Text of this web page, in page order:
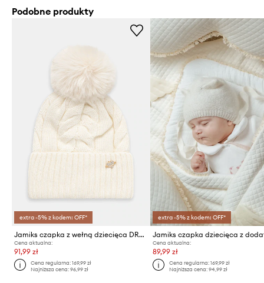
Podobne produkty
extra -5% z kodem: OFF*
Jamiks czapka z wełną dziecięca DRACO II
Cena aktualna:
91,99 zł
Cena regularna:169,99 zł
Najniższa cena:96,99 zł
extra -5% z kodem: OFF*
Cena aktualna:
89,99 zł
Cena regularna: 169,99 zł
Najniższa cena: 94,99 zł